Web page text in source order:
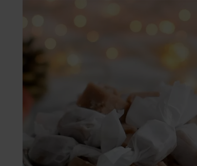
Vyskakovací bočný panel